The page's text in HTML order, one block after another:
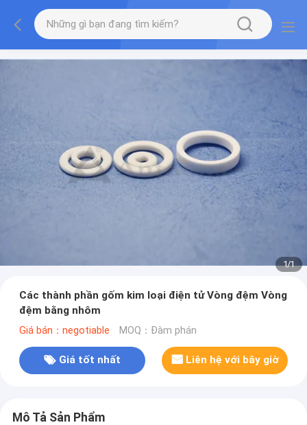
1/1
Các thành phần gốm kim loại điện tử Vòng đệm Vòng
đệm bằng nhôm
Giá bán：negotiable MOQ：Đàm phán
Giá tốt nhất Liên hệ với bây giờ
Mô Tả Sản Phẩm